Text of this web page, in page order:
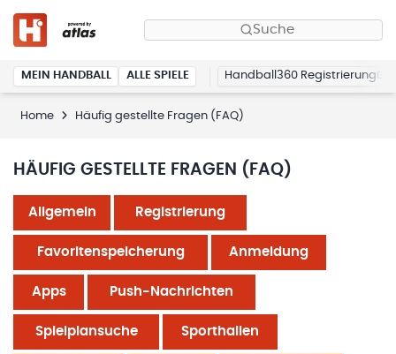
Suche
MEIN HANDBALL ALLE SPIELE Handball360 Registrierung
Home Häufig gestellte Fragen (FAQ)
HÄUFIG GESTELLTE FRAGEN (FAQ)
Allgemein Registrierung
Favoritenspeicherung Anmeldung
Apps Push-Nachrichten
Spielplansuche Sporthallen